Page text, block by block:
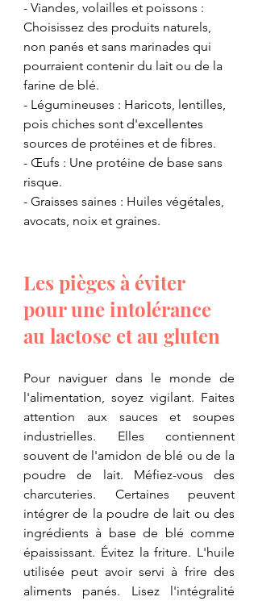
- ​Viandes, volailles et poissons :
Choisissez des produits naturels,
non panés et sans marinades qui
pourraient contenir du lait ou de la
farine de blé.
​- Légumineuses : Haricots, lentilles,
pois chiches sont d'excellentes
sources de protéines et de fibres.
- ​Œufs : Une protéine de base sans
risque.
- ​Graisses saines : Huiles végétales,
avocats, noix et graines.
​Les pièges à éviter
pour une intolérance
au lactose et au gluten
​Pour naviguer dans le monde de
l'alimentation, soyez vigilant. Faites
attention aux sauces et soupes
industrielles. Elles contiennent
souvent de l'amidon de blé ou de la
poudre de lait. ​Méfiez-vous des
charcuteries. Certaines peuvent
intégrer de la poudre de lait ou des
ingrédients à base de blé comme
épaississant. ​Évitez la friture. L'huile
utilisée peut avoir servi à frire des
aliments panés. Lisez l'intégralité